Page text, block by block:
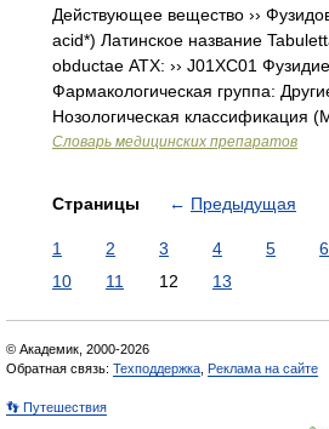
Действующее вещество ››
acid*) Латинское название
obductae АТХ: ›› J01XC01
Фармакологическая группа:
Нозологическая классификация
Словарь медицинских препаратов
Страницы ← Предыдущая
1 2 3 4 5 6
10
11 12 13
© Академик, 2000-2026
Обратная связь: Техподдержка Реклама на сайте
👣 Путешествия